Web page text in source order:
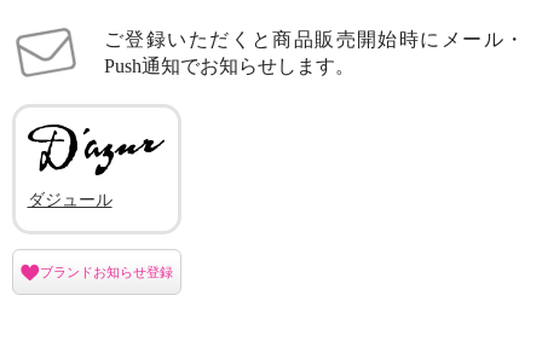
ご登録いただくと商品販売開始時にメール・
Push通知でお知らせします。
ダジュール
ブランドお知らせ登録